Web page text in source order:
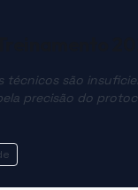
são
precisão do